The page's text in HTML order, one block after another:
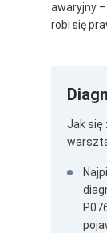
awaryjny
robi się
Jak się